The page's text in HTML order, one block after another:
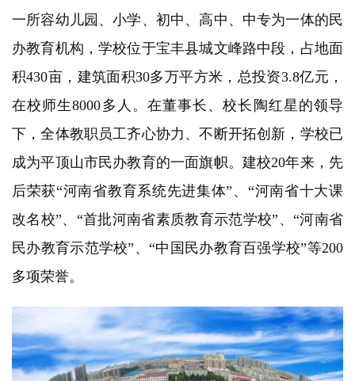
一所容幼儿园、小学、初中、高中、中专为一体的民
办教育机构，学校位于宝丰县城文峰路中段，占地面
积430亩，建筑面积30多万平方米，总投资3.8亿元，
在校师生8000多人。在董事长、校长陶红星的领导
下，全体教职员工齐心协力、不断开拓创新，学校已
成为平顶山市民办教育的一面旗帜。建校20年来，先
后荣获“河南省教育系统先进集体”、“河南省十大课
改名校”、“首批河南省素质教育示范学校”、“河南省
民办教育示范学校”、“中国民办教育百强学校”等200
多项荣誉。